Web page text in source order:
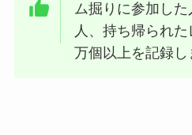
ム掘りに参加し
人、持ち帰られ
万個以上を記録し